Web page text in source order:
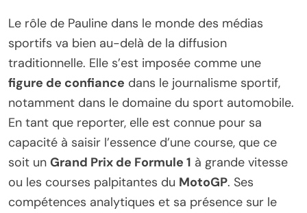
Le rôle de Pauline dans le monde des médias
sportifs va bien au-delà de la diffusion
traditionnelle. Elle s’est imposée comme une
figure de confiance dans le journalisme sportif,
notamment dans le domaine du sport automobile.
En tant que reporter, elle est connue pour sa
capacité à saisir l’essence d’une course, que ce
soit un Grand Prix de Formule 1 à grande vitesse
ou les courses palpitantes du MotoGP. Ses
compétences analytiques et sa présence sur le